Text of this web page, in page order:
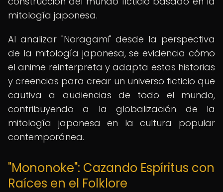
mitología japonesa.
Al analizar "Noragami" desde la perspectiva
de la mitología japonesa, se evidencia cómo
el anime reinterpreta y adapta estas historias
y creencias para crear un universo ficticio que
cautiva a audiencias de todo el mundo,
contribuyendo a la globalización de la
mitología japonesa en la cultura popular
contemporánea.
"Mononoke": Cazando Espíritus con
Raíces en el Folklore